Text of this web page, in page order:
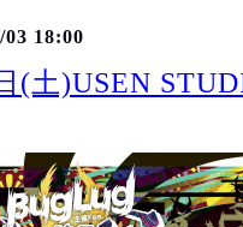
03 18:00
(土)USEN